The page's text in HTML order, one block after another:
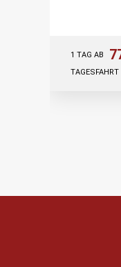
1 TAG AB
TAGESFAHRT